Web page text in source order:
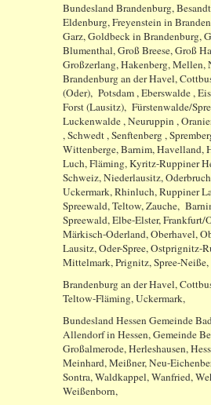
Bundesland Brandenburg,
Eldenburg, Freyenstein in
Garz, Goldbeck in Brandenburg,
Blumenthal, Groß Breese, Groß
Großzerlang, Hakenberg, Mellen,
Brandenburg an der Havel,
(Oder), Potsdam , Eberswalde ,
Forst (Lausitz), Fürstenwalde/
Luckenwalde , Neuruppin ,
, Schwedt , Senftenberg ,
Wittenberge, Barnim, Havelland,
Luch, Fläming, Kyritz-Ruppiner
Schweiz, Niederlausitz,
Uckermark, Rhinluch, Ruppiner
Spreewald, Teltow, Zauche,
Spreewald, Elbe-Elster, Frankfurt/
Märkisch-Oderland, Oberhavel,
Lausitz, Oder-Spree, Ostprignitz-
Mittelmark, Prignitz, Spree-Neiße,
Brandenburg an der Havel,
Teltow-Fläming, Uckermark,
Bundesland Hessen Gemeinde
Allendorf in Hessen, Gemeinde
Großalmerode, Herleshausen,
Meinhard, Meißner, Neu-
Sontra, Waldkappel, Wanfried,
Weißenborn,